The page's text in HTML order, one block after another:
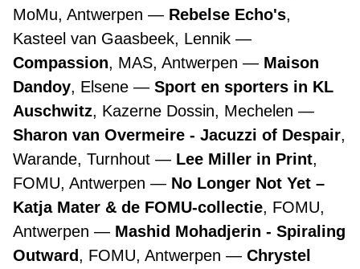
MoMu, Antwerpen
Rebelse Echo's,
Kasteel van Gaasbeek, Lennik
Compassion, MAS, Antwerpen
Maison
Dandoy, Elsene
Sport en sporters in KL
Auschwitz, Kazerne Dossin, Mechelen
Sharon van Overmeire - Jacuzzi of Despair,
Warande, Turnhout
Lee Miller in Print,
FOMU, Antwerpen
No Longer Not Yet –
Katja Mater & de FOMU-collectie, FOMU,
Antwerpen
Mashid Mohadjerin - Spiraling
Outward, FOMU, Antwerpen
Chrystel